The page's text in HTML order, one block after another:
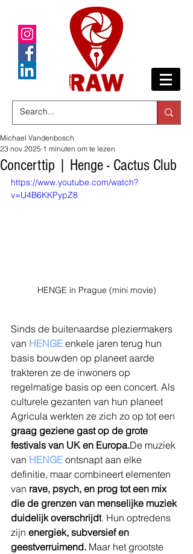
Concerttip | Henge - Cactus Club
Michael Vandenbosch
23 nov 2025 1 minuten om te lezen
https://www.youtube.com/watch?
v=U4B6KKPypZ8
HENGE in Prague (mini movie)
Sinds de buitenaardse pleziermakers
van HENGE enkele jaren terug hun
basis bouwden op planeet aarde
trakteren ze de inwoners op
regelmatige basis op een concert. Als
culturele gezanten van hun planeet
Agricula werkten ze zich zo op tot een
graag geziene gast op de grote
festivals van UK en Europa.De muziek
van HENGE ontsnapt aan elke
definitie, maar combineert elementen
van rave, psych, en prog tot een mix
die de grenzen van menselijke muziek
duidelijk overschrijdt. Hun optredens
zijn energiek, subversief en
geestverruimend. Maar het grootste